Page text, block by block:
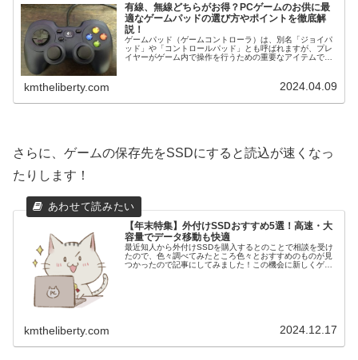
有線、無線どちらがお得？PCゲームのお供に最
適なゲームパッドの選び方やポイントを徹底解
説！
ゲームパッド（ゲームコントローラ）は、別名「ジョイパ
ッド」や「コントロールパッド」とも呼ばれますが、プレ
イヤーがゲーム内で操作を行うための重要なアイテムで
kmtheliberty.com 2024.04.09
さらに、ゲームの保存先をSSDにすると読込が速くなっ
たりします！
【年末特集】外付けSSDおすすめ5選！高速・大
容量でデータ移動も快適
最近知人から外付けSSDを購入するとのことで相談を受け
たので、色々調べてみたところ色々とおすすめのものが見
つかったので記事にしてみました！この機会に新しくゲー
kmtheliberty.com 2024.12.17